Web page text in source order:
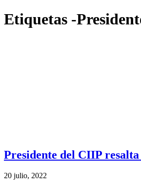
Etiquetas -
Presidente del CIIP
20 julio, 2022